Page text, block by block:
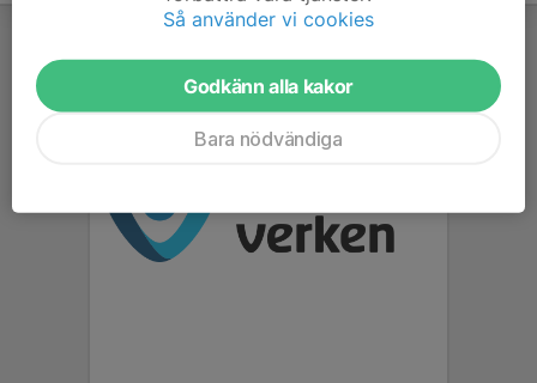
Så använder vi cookies
Godkänn alla kakor
Bara nödvändiga